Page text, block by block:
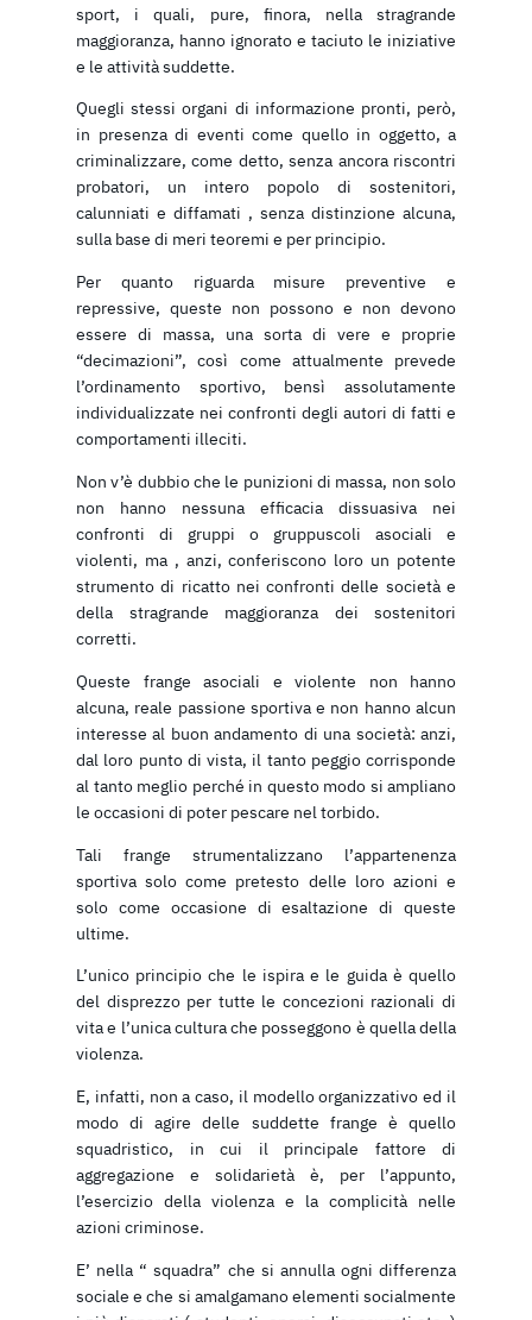
sport, i quali, pure, finora, nella stragrande
maggioranza, hanno ignorato e taciuto le iniziative
e le attività suddette.
Quegli stessi organi di informazione pronti, però,
in presenza di eventi come quello in oggetto, a
criminalizzare, come detto, senza ancora riscontri
probatori, un intero popolo di sostenitori,
calunniati e diffamati , senza distinzione alcuna,
sulla base di meri teoremi e per principio.
Per quanto riguarda misure preventive e
repressive, queste non possono e non devono
essere di massa, una sorta di vere e proprie
“decimazioni”, così come attualmente prevede
l’ordinamento sportivo, bensì assolutamente
individualizzate nei confronti degli autori di fatti e
comportamenti illeciti.
Non v’è dubbio che le punizioni di massa, non solo
non hanno nessuna efficacia dissuasiva nei
confronti di gruppi o gruppuscoli asociali e
violenti, ma , anzi, conferiscono loro un potente
strumento di ricatto nei confronti delle società e
della stragrande maggioranza dei sostenitori
corretti.
Queste frange asociali e violente non hanno
alcuna, reale passione sportiva e non hanno alcun
interesse al buon andamento di una società: anzi,
dal loro punto di vista, il tanto peggio corrisponde
al tanto meglio perché in questo modo si ampliano
le occasioni di poter pescare nel torbido.
Tali frange strumentalizzano l’appartenenza
sportiva solo come pretesto delle loro azioni e
solo come occasione di esaltazione di queste
ultime.
L’unico principio che le ispira e le guida è quello
del disprezzo per tutte le concezioni razionali di
vita e l’unica cultura che posseggono è quella della
violenza.
E, infatti, non a caso, il modello organizzativo ed il
modo di agire delle suddette frange è quello
squadristico, in cui il principale fattore di
aggregazione e solidarietà è, per l’appunto,
l’esercizio della violenza e la complicità nelle
azioni criminose.
E’ nella “ squadra” che si annulla ogni differenza
sociale e che si amalgamano elementi socialmente